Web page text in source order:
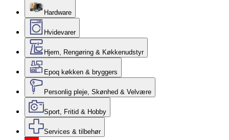
Hardware
Hvidevarer
Hjem, Rengøring & Køkkenudstyr
Epoq køkken & bryggers
Personlig pleje, Skønhed & Velvære
Sport, Fritid & Hobby
Services & tilbehør